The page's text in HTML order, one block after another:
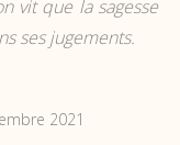
vit que la sagesse
ses jugements.
2021